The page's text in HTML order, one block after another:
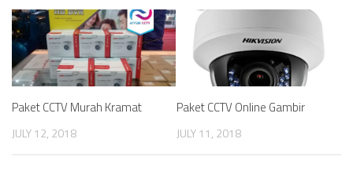
Paket CCTV Murah Kramat
JULY 12, 2018
Paket CCTV Online Gambir
JULY 11, 2018